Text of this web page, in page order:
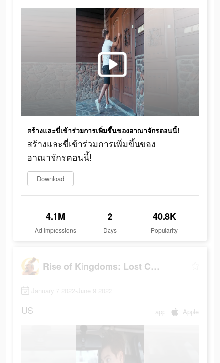
สร้างและขี่เข้าร่วมการเพิ่มขึ้นของอาณาจักรตอนนี้!
สร้างและขี่เข้าร่วมการเพิ่มขึ้นของ
อาณาจักรตอนนี้!
Download
4.1M
Ad Impressions
2
Days
40.8K
Popularity
Rise of Kingdoms: Lost Crusade
January 7 2022-June 9 2022
US app Apple